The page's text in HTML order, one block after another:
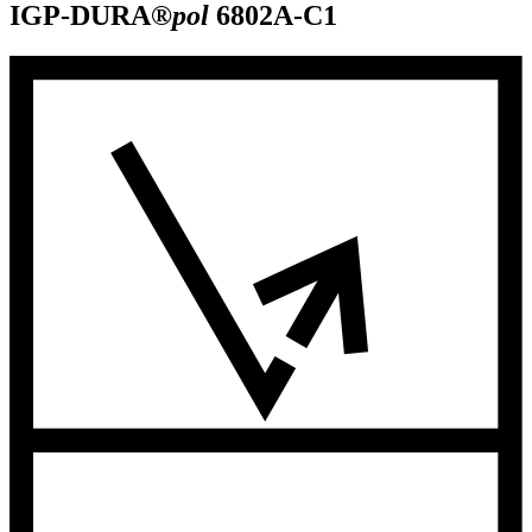
IGP-DURA®pol 6802A-C1